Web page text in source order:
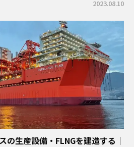
2023.08.10
の生産設備・FLNGを建造する｜